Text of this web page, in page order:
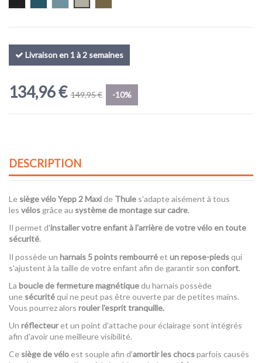
Livraison en 1 à 2 semaines
134,96 € 149,95 € -10%
DESCRIPTION
Le siège vélo Yepp 2 Maxide Thule s'adapte aisément à tous
les vélos grâce au système de montage sur cadre.
Il permet d'installer votre enfant à l'arrière de votre véloen toute
sécurité.
Il possède un harnais 5 points rembourré et un repose-piedsqui
s'ajustent à la taille de votre enfant afin de garantir son confort.
La boucle de fermeture magnétiquedu harnais possède
une sécuritéqui ne peut pas être ouverte par de petites mains.
Vous pourrez alors rouler l'esprit tranquille.
Un réflecteuret un point d'attache pour éclairage sont intégrés
afin d'avoir une meilleure visibilité.
Ce siège de vélo est souple afin d'amortir les chocsparfois causés